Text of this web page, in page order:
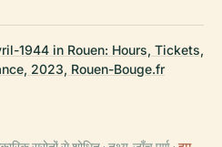
1944 in Rouen: Hours, Tickets,
2023, Rouen-Bouge.fr